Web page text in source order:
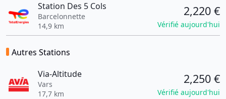
Station Des 5 Cols
Barcelonnette
14,9 km
2,220 €
Vérifié aujourd'hui
Autres Stations
Via-Altitude
Vars
17,7 km
2,250 €
Vérifié aujourd'hui